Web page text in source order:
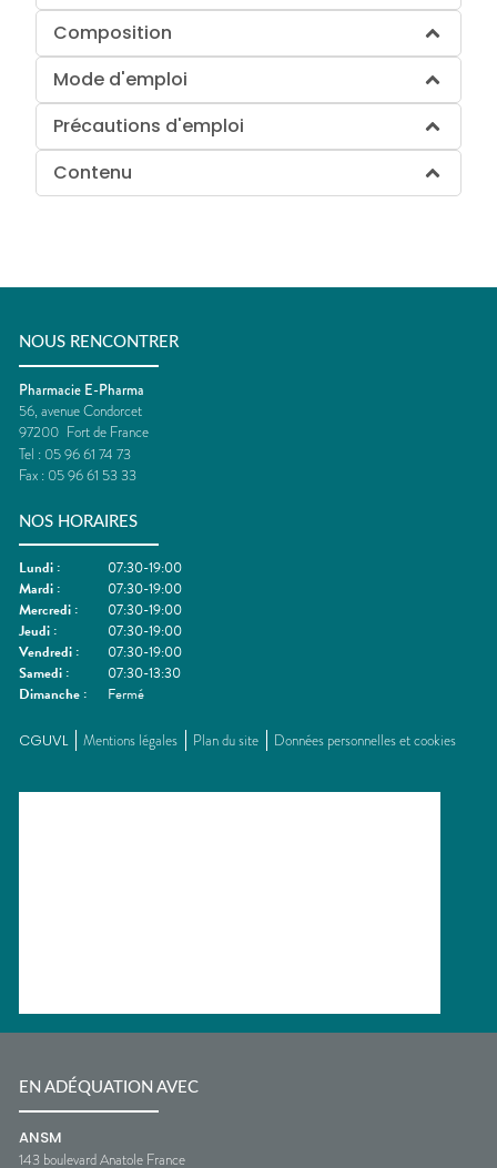
Composition
Mode d'emploi
Précautions d'emploi
Contenu
NOUS RENCONTRER
Pharmacie E-Pharma
56, avenue Condorcet
97200 Fort de France
Tel : 05 96 61 74 73
Fax : 05 96 61 53 33
NOS HORAIRES
Lundi :
07:30-19:00
Mardi :
07:30-19:00
Mercredi :
07:30-19:00
Jeudi :
07:30-19:00
Vendredi :
07:30-19:00
Samedi :
07:30-13:30
Dimanche : Fermé
CGUVL Mentions légales Plan du site Données personnelles et cookies
EN ADÉQUATION AVEC
ANSM
143 boulevard Anatole France